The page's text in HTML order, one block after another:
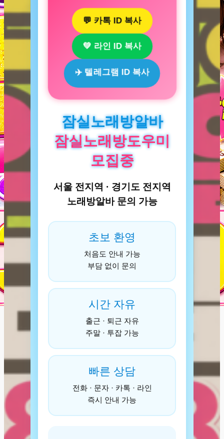
💬 카톡 ID 복사
💚 라인 ID 복사
✈️ 텔레그램 ID 복사
잠실노래방알바
잠실노래방도우미
모집중
서울 전지역 · 경기도 전지역
노래방알바 문의 가능
초보 환영
처음도 안내 가능
부담 없이 문의
시간 자유
출근 · 퇴근 자유
주말 · 투잡 가능
빠른 상담
전화 · 문자 · 카톡 · 라인
즉시 안내 가능